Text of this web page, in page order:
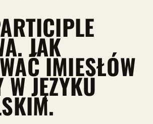
JAK
IMIESŁÓW
JĘZYKU